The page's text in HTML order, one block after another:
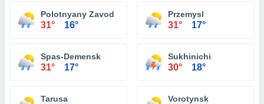
Polotnyany Zavod
31° 16°
Przemysl
31° 17°
Spas-Demensk
31° 17°
Sukhinichi
30° 18°
Tarusa Vorotynsk